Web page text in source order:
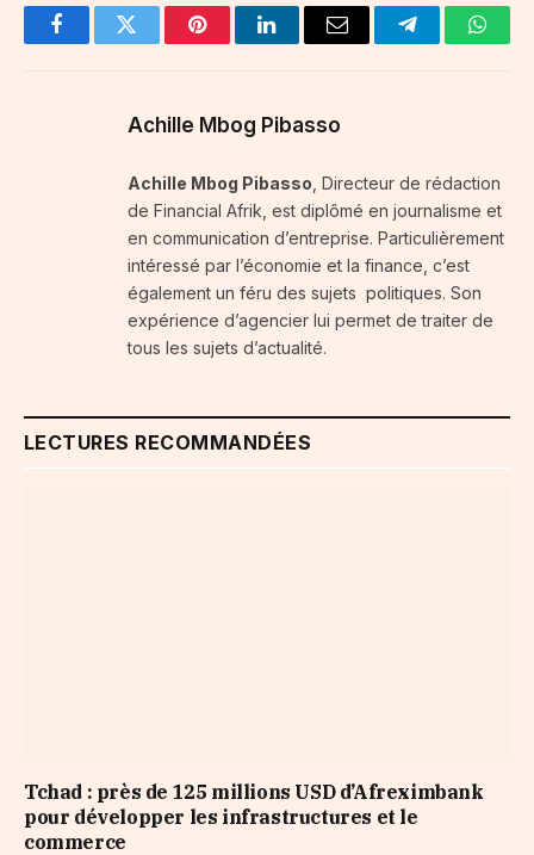
FacebookTwitter PinterestLinkedInEmail Telegram
Achille Mbog Pibasso
Achille Mbog Pibasso, Directeur de rédaction
de Financial Afrik, est diplômé en journalisme et
en communication d’entreprise. Particulièrement
intéressé par l’économie et la finance, c’est
également un féru des sujets politiques. Son
expérience d’agencier lui permet de traiter de
tous les sujets d’actualité.
LECTURES RECOMMANDÉES
Tchad : près de 125 millions USD d’Afreximbank
pour développer les infrastructures et le
commerce